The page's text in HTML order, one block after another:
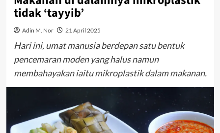
tidak ‘tayyib’
Adin M. Nor 21 April 2025
Hari ini, umat manusia berdepan satu bentuk
pencemaran moden yang halus namun
membahayakan iaitu mikroplastik dalam makanan.